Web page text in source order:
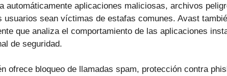
automáticamente aplicaciones maliciosas, archivos
usuarios sean víctimas de estafas comunes. Avast
que analiza el comportamiento de las aplicaciones
de seguridad.
ofrece bloqueo de llamadas spam, protección contra